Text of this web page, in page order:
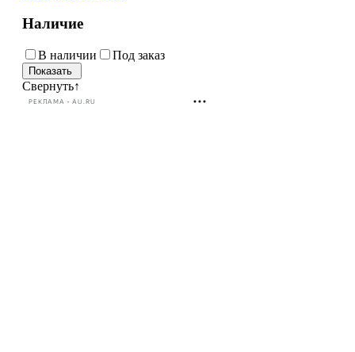
Наличие
В наличии Под заказ
Свернуть↑
РЕКЛАМА • AU.RU